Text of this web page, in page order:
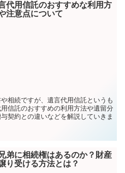
代用信託のおすすめな利用方
注意点について
相続ですが、遺言代用信託というも
信託のおすすめの利用方法や遺留分
契約との違いなどを解説していきま
弟に相続権はあるのか？財産
り受ける方法とは？